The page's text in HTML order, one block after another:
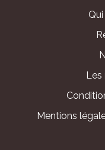
Les
Mentions